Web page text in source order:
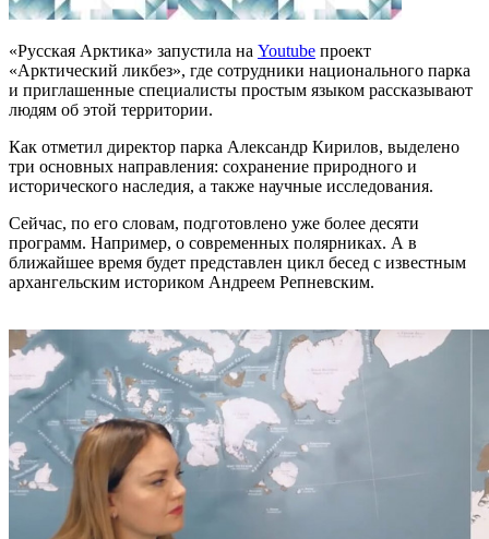
«Русская Арктика» запустила на Youtube проект
«Арктический ликбез», где сотрудники национального парка
и приглашенные специалисты простым языком рассказывают
людям об этой территории.
Как отметил директор парка Александр Кирилов, выделено
три основных направления: сохранение природного и
исторического наследия, а также научные исследования.
Сейчас, по его словам, подготовлено уже более десяти
программ. Например, о современных полярниках. А в
ближайшее время будет представлен цикл бесед с известным
архангельским историком Андреем Репневским.